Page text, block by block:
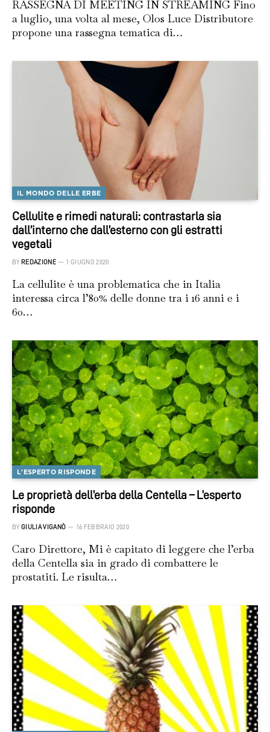
RASSEGNA DI MEETING IN STREAMING Fino
a luglio, una volta al mese, Olos Luce Distributore
propone una rassegna tematica di…
IL MONDO DELLE ERBE
Cellulite e rimedi naturali: contrastarla sia
dall’interno che dall’esterno con gli estratti
vegetali
BY REDAZIONE 1 GIUGNO 2020
La cellulite è una problematica che in Italia
interessa circa l’80% delle donne tra i 16 anni e i
60…
L'ESPERTO RISPONDE
Le proprietà dell’erba della Centella – L’esperto
risponde
BY GIULIA VIGANÒ 16 FEBBRAIO 2020
Caro Direttore, Mi è capitato di leggere che l’erba
della Centella sia in grado di combattere le
prostatiti. Le risulta…